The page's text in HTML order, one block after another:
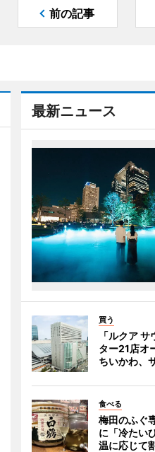
前の記事
最新ニュース
買う
「ルクア
ター21店
ちいかわ、
食べる
梅田のふぐ
に「冷たい
温に応じて